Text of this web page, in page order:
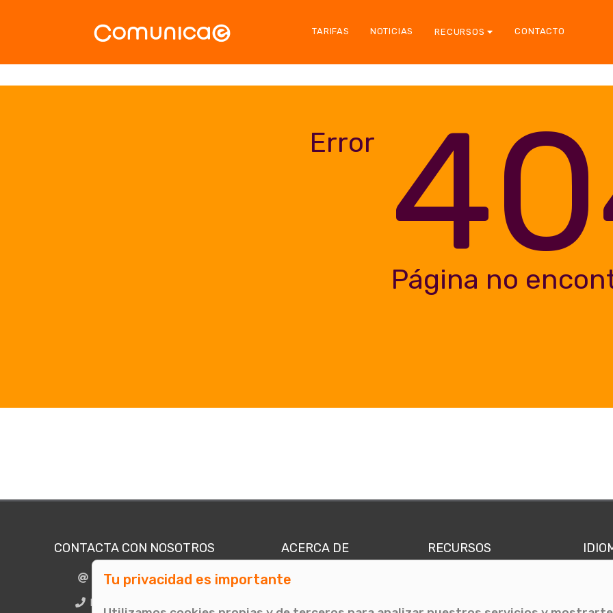
TARIFAS NOTICIAS RECURSOS CONTACTO
Error
Página no
CONTACTA CON NOSOTROS
info@comunicae.com
BCN + 34 931 702 774
ACERCA DE
Quiénes somos
RECURSOS
Tu privacidad es importante